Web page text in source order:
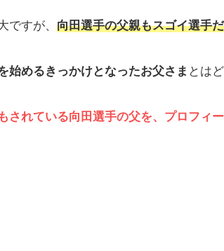
ですが、 向田選手の父親もスゴイ選手
始めるきっかけとなったお父さま とは
されている向田選手の父を、プロフィ